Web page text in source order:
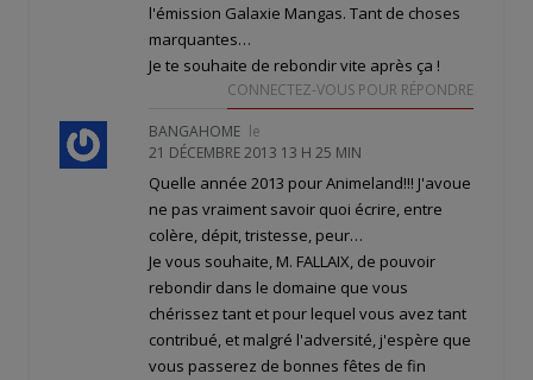
l'émission Galaxie Mangas. Tant de choses
marquantes…
Je te souhaite de rebondir vite après ça !
CONNECTEZ-VOUS POUR RÉPONDRE
BANGAHOME le
21 DÉCEMBRE 2013 13 H 25 MIN
Quelle année 2013 pour Animeland!!! J'avoue
ne pas vraiment savoir quoi écrire, entre
colère, dépit, tristesse, peur…
Je vous souhaite, M. FALLAIX, de pouvoir
rebondir dans le domaine que vous
chérissez tant et pour lequel vous avez tant
contribué, et malgré l'adversité, j'espère que
vous passerez de bonnes fêtes de fin